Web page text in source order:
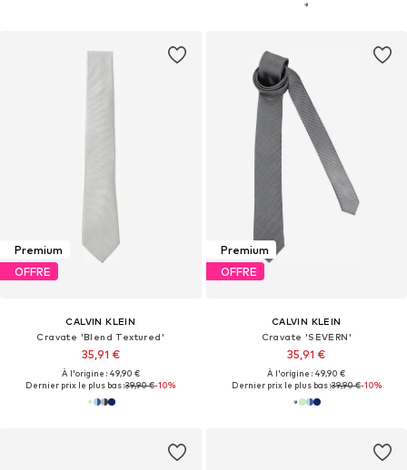
Premium
OFFRE
CALVIN KLEIN
Cravate 'Blend Textured'
35,91 €
À l'origine : 49,90 €
Dernier prix le plus bas :39,90 €-10%
Premium
OFFRE
CALVIN KLEIN
Cravate 'SEVERN'
35,91 €
À l'origine : 49,90 €
Dernier prix le plus bas :39,90 €-10%